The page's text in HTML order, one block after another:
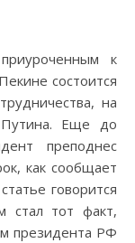
состоится
на
Еще до
преподнес
как сообщает
говорится
стал тот факт,
президента РФ